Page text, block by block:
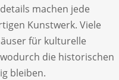
machen jede
Kunstwerk. Viele
für kulturelle
die historischen
bleiben.